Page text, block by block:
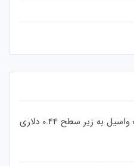
ارزش کاردانو با وجود هارد فورک واسیل به زیر سطح 0.44 دلاری